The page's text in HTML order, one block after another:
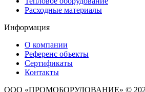
Расходные материалы
Информация
О компании
Референс объекты
Сертификаты
Контакты
ООО «ПРОМОБОРУДОВАНИЕ» ©